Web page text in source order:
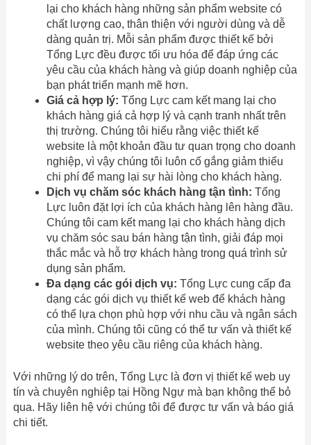
lại cho khách hàng những sản phẩm website có
chất lượng cao, thân thiện với người dùng và dễ
dàng quản trị. Mỗi sản phẩm được thiết kế bởi
Tổng Lực đều được tối ưu hóa để đáp ứng các
yêu cầu của khách hàng và giúp doanh nghiệp của
bạn phát triển mạnh mẽ hơn.
Giá cả hợp lý: Tổng Lực cam kết mang lại cho
khách hàng giá cả hợp lý và cạnh tranh nhất trên
thị trường. Chúng tôi hiểu rằng việc thiết kế
website là một khoản đầu tư quan trọng cho doanh
nghiệp, vì vậy chúng tôi luôn cố gắng giảm thiểu
chi phí để mang lại sự hài lòng cho khách hàng.
Dịch vụ chăm sóc khách hàng tận tình: Tổng
Lực luôn đặt lợi ích của khách hàng lên hàng đầu.
Chúng tôi cam kết mang lại cho khách hàng dịch
vụ chăm sóc sau bán hàng tận tình, giải đáp mọi
thắc mắc và hỗ trợ khách hàng trong quá trình sử
dụng sản phẩm.
Đa dạng các gói dịch vụ: Tổng Lực cung cấp đa
dạng các gói dịch vụ thiết kế web để khách hàng
có thể lựa chọn phù hợp với nhu cầu và ngân sách
của mình. Chúng tôi cũng có thể tư vấn và thiết kế
website theo yêu cầu riêng của khách hàng.
Với những lý do trên, Tổng Lực là đơn vị thiết kế web uy
tín và chuyên nghiệp tại Hồng Ngự mà bạn không thể bỏ
qua. Hãy liên hệ với chúng tôi để được tư vấn và báo giá
chi tiết.